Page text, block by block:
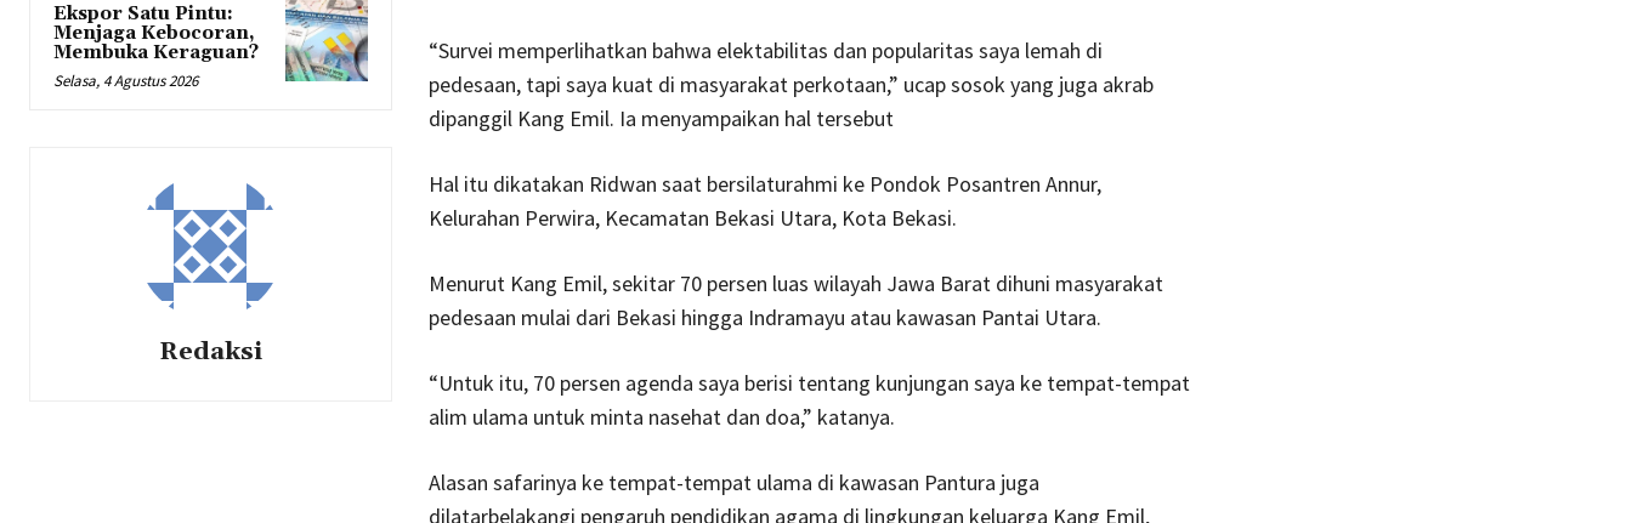
Ekspor Satu Pintu:
Menjaga Kebocoran,
Membuka Keraguan?
Selasa, 4 Agustus 2026
Redaksi
“Survei memperlihatkan bahwa elektabilitas dan popularitas saya lemah di
pedesaan, tapi saya kuat di masyarakat perkotaan,” ucap sosok yang juga akrab
dipanggil Kang Emil. Ia menyampaikan hal tersebut
Hal itu dikatakan Ridwan saat bersilaturahmi ke Pondok Posantren Annur,
Kelurahan Perwira, Kecamatan Bekasi Utara, Kota Bekasi.
Menurut Kang Emil, sekitar 70 persen luas wilayah Jawa Barat dihuni masyarakat
pedesaan mulai dari Bekasi hingga Indramayu atau kawasan Pantai Utara.
“Untuk itu, 70 persen agenda saya berisi tentang kunjungan saya ke tempat-tempat
alim ulama untuk minta nasehat dan doa,” katanya.
Alasan safarinya ke tempat-tempat ulama di kawasan Pantura juga
dilatarbelakangi pengaruh pendidikan agama di lingkungan keluarga Kang Emil,